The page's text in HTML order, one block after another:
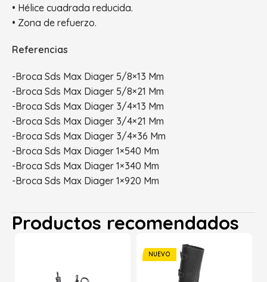
• Hélice cuadrada reducida.
• Zona de refuerzo.
Referencias
-Broca Sds Max Diager 5/8×13 Mm
-Broca Sds Max Diager 5/8×21 Mm
-Broca Sds Max Diager 3/4×13 Mm
-Broca Sds Max Diager 3/4×21 Mm
-Broca Sds Max Diager 3/4×36 Mm
-Broca Sds Max Diager 1×540 Mm
-Broca Sds Max Diager 1×340 Mm
-Broca Sds Max Diager 1×920 Mm
Productos recomendados
NUEVO